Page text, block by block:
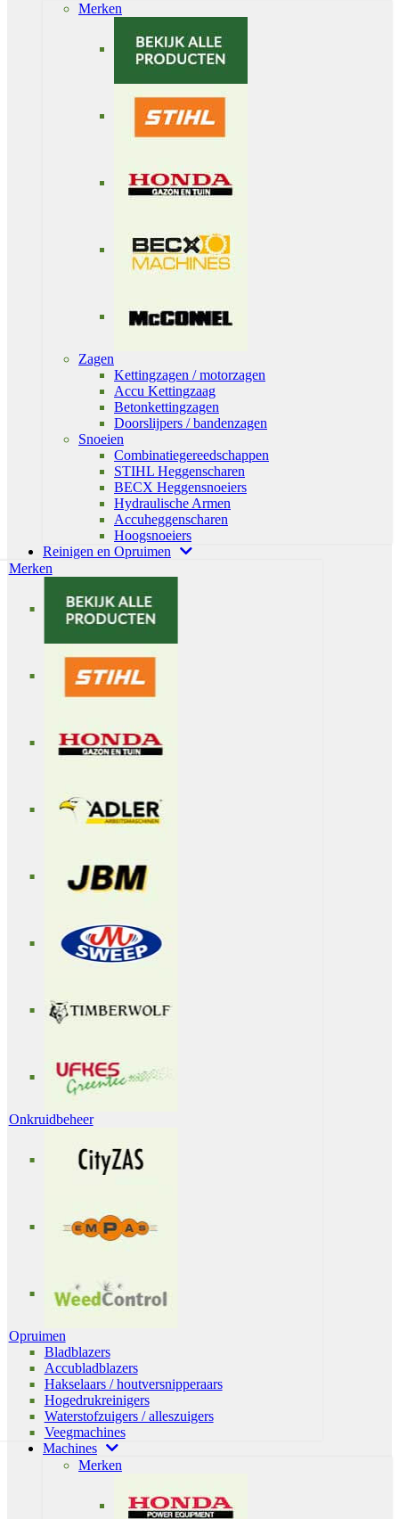
Merken
Zagen
Kettingzagen / motorzagen
Accu Kettingzaag
Betonkettingzagen
Doorslijpers / bandenzagen
Snoeien
Combinatiegereedschappen
STIHL Heggenscharen
BECX Heggensnoeiers
Hydraulische Armen
Accuheggenscharen
Hoogsnoeiers
Reinigen en Opruimen
Merken
Onkruidbeheer
Opruimen
Bladblazers
Accubladblazers
Hakselaars / houtversnipperaars
Hogedrukreinigers
Waterstofzuigers / alleszuigers
Veegmachines
Machines
Merken